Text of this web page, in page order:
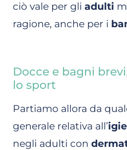
ciò vale per gli adulti
ragione, anche per i
Docce e bagni
lo sport
Partiamo allora da
generale relativa all’
negli adulti con